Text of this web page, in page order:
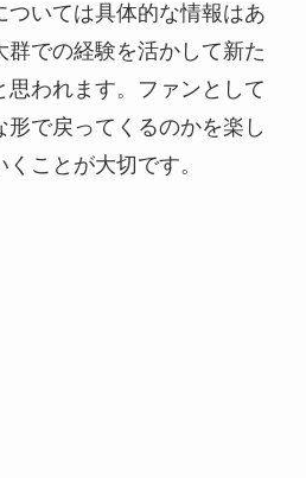
ついては具体的な情報はあ
群での経験を活かして新た
思われます​。ファンとして
で戻ってくるのかを楽し
ことが大切です。